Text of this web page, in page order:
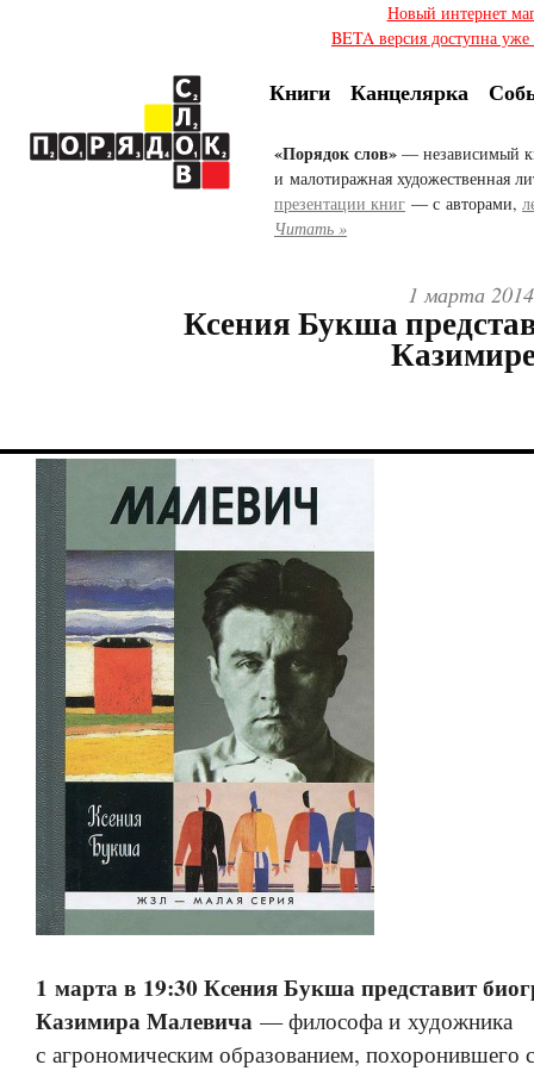
Новый интернет
BETA версия доступна
Книги Канцелярка
«Порядок слов» — независимый
и малотиражная художественная
презентации книг — с авторами,
Читать »
1 марта
Ксения Букша
1 марта в 19:30 Ксения Букша представит
Казимира Малевича — философа и художника
с агрономическим образованием, похоронившего